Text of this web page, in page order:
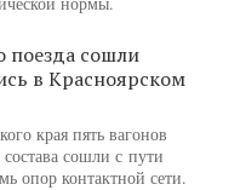
поезда сошли
в Красноярском
края пять вагонов
сошли с пути
опор контактной сети.